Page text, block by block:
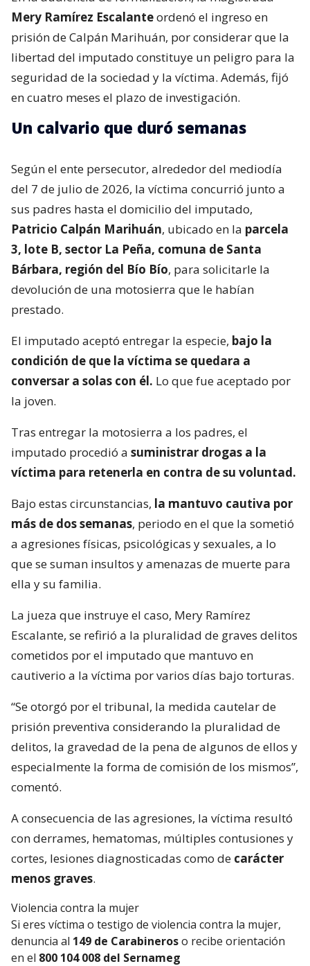
Mery Ramírez Escalanteordenó el ingreso en
prisión de Calpán Marihuán, por considerar que la
libertad del imputado constituye un peligro para la
seguridad de la sociedad y la víctima. Además, fijó
en cuatro meses el plazo de investigación.
Un calvario que duró semanas
Según el ente persecutor, alrededor del mediodía
del 7 de julio de 2026, la víctima concurrió junto a
sus padres hasta el domicilio del imputado,
Patricio Calpán Marihuán, ubicado en la parcela
3, lote B, sector La Peña, comuna de Santa
Bárbara, región del Bío Bío, para solicitarle la
devolución de una motosierra que le habían
prestado.
El imputado aceptó entregar la especie, bajo la
condición de que la víctima se quedara a
conversar a solas con él. Lo que fue aceptado por
la joven.
Tras entregar la motosierra a los padres, el
imputado procedió a suministrar drogas a la
víctima para retenerla en contra de su voluntad.
Bajo estas circunstancias, la mantuvo cautiva por
más de dos semanas, periodo en el que la sometió
a agresiones físicas, psicológicas y sexuales, a lo
que se suman insultos y amenazas de muerte para
ella y su familia.
La jueza que instruye el caso, Mery Ramírez
Escalante, se refirió a la pluralidad de graves delitos
cometidos por el imputado que mantuvo en
cautiverio a la víctima por varios días bajo torturas.
“Se otorgó por el tribunal, la medida cautelar de
prisión preventiva considerando la pluralidad de
delitos, la gravedad de la pena de algunos de ellos y
especialmente la forma de comisión de los mismos”,
comentó.
A consecuencia de las agresiones, la víctima resultó
con derrames, hematomas, múltiples contusiones y
cortes, lesiones diagnosticadas como de carácter
menos graves.
Violencia contra la mujer
Si eres víctima o testigo de violencia contra la mujer,
denuncia al 149 de Carabineroso recibe orientación
en el 800 104 008 del Sernameg